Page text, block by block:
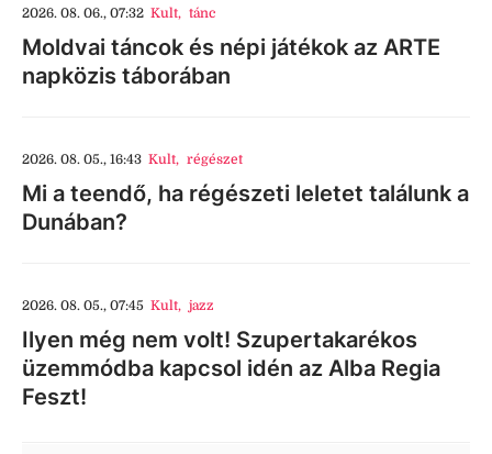
2026. 08. 06., 07:32 Kult, tánc
Moldvai táncok és népi játékok az ARTE
napközis táborában
2026. 08. 05., 16:43 Kult, régészet
Mi a teendő, ha régészeti leletet találunk a
Dunában?
2026. 08. 05., 07:45 Kult, jazz
Ilyen még nem volt! Szupertakarékos
üzemmódba kapcsol idén az Alba Regia
Feszt!